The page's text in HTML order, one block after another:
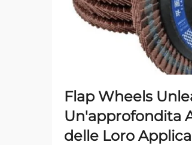
Flap Wheels
Un'approfondita
delle Loro